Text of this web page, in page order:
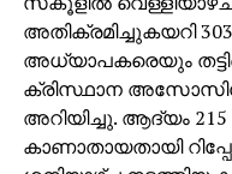
അതിക്രമിച്ചുകയറി
അധ്യാപകരെയും
ക്രിസ്ഥാന
അറിയിച്ചു. ആദ്യം
കാണാതായതായി